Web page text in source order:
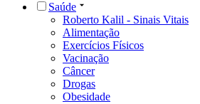
Saúde
Roberto Kalil - Sinais Vitais
Alimentação
Exercícios Físicos
Vacinação
Câncer
Drogas
Obesidade